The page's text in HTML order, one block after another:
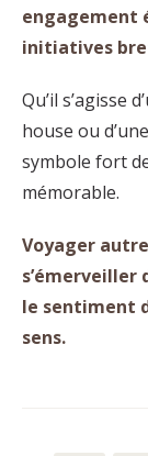
engagement
initiatives
Qu’il s’agisse
house ou
symbole fort
mémorable.
Voyager
s’émerveiller
le sentiment
sens.